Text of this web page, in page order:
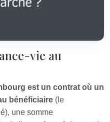
vie au
est un contrat où un
bénéficiaire (le
une somme